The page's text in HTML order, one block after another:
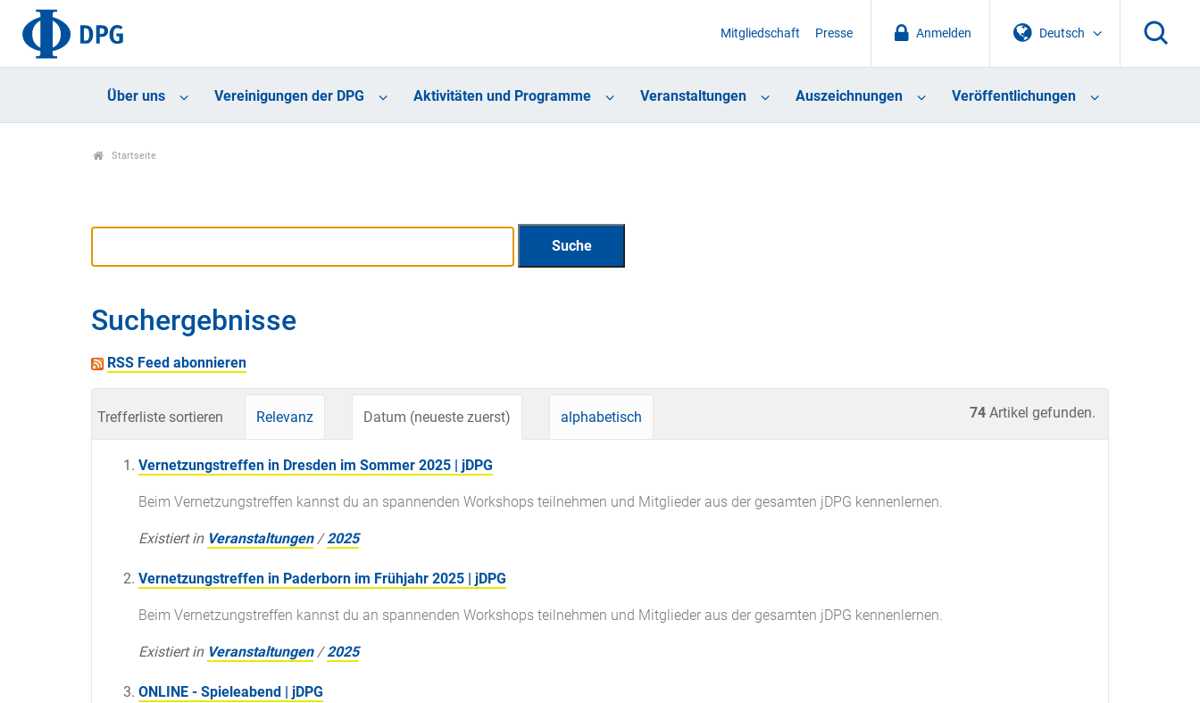
Deutsch
Anmelden
Mitgliedschaft Presse
Über uns Vereinigungen der DPG Aktivitäten und Programme Veranstaltungen Auszeichnungen Veröffentlichungen
Startseite
Suchergebnisse
RSS Feed abonnieren
74 Artikel gefunden.
Trefferliste sortieren Relevanz Datum (neueste zuerst) alphabetisch
Vernetzungstreffen in Dresden im Sommer 2025 | jDPG
Beim Vernetzungstreffen kannst du an spannenden Workshops teilnehmen und Mitglieder aus der gesamten jDPG kennenlernen.
Existiert in Veranstaltungen /2025
Vernetzungstreffen in Paderborn im Frühjahr 2025 | jDPG
Beim Vernetzungstreffen kannst du an spannenden Workshops teilnehmen und Mitglieder aus der gesamten jDPG kennenlernen.
Existiert in Veranstaltungen /2025
ONLINE - Spieleabend | jDPG